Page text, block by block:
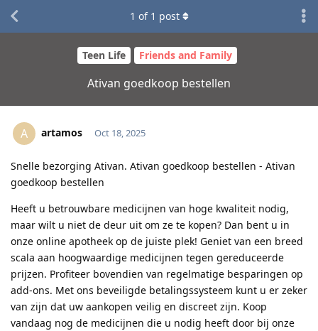
Teen Life Friends and Family
Ativan goedkoop bestellen
1 of 1 post
A artamos Oct 18, 2025
Snelle bezorging Ativan. Ativan goedkoop bestellen - Ativan
goedkoop bestellen
Heeft u betrouwbare medicijnen van hoge kwaliteit nodig,
maar wilt u niet de deur uit om ze te kopen? Dan bent u in
onze online apotheek op de juiste plek! Geniet van een breed
scala aan hoogwaardige medicijnen tegen gereduceerde
prijzen. Profiteer bovendien van regelmatige besparingen op
add-ons. Met ons beveiligde betalingssysteem kunt u er zeker
van zijn dat uw aankopen veilig en discreet zijn. Koop
vandaag nog de medicijnen die u nodig heeft door bij onze